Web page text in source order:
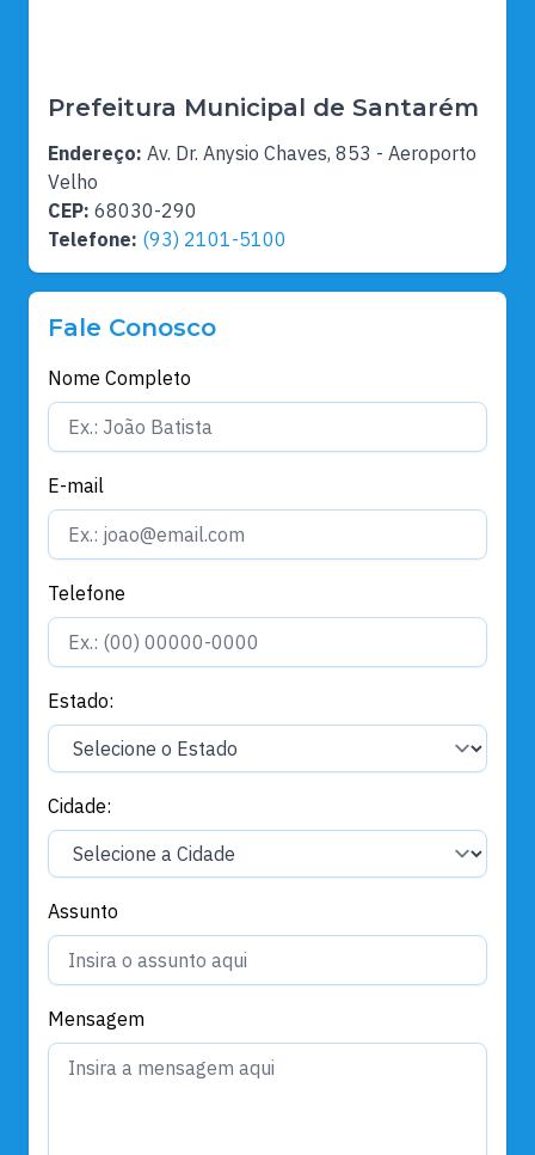
Prefeitura Municipal de Santarém
Endereço: Av. Dr. Anysio Chaves, 853 - Aeroporto
Velho
CEP: 68030-290
Telefone: (93) 2101-5100
Fale Conosco
Nome Completo
E-mail
Telefone
Estado:
Cidade:
Assunto
Mensagem